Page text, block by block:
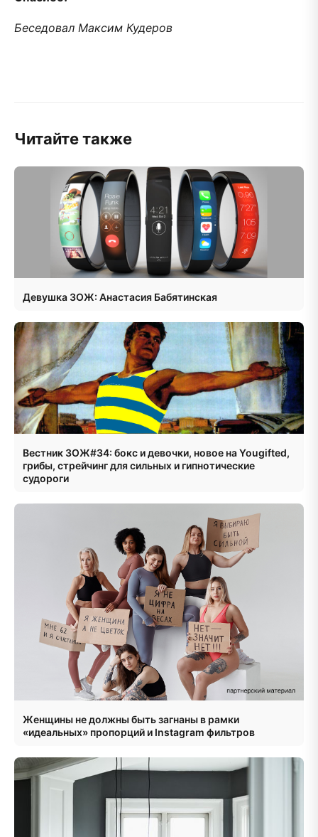
Беседовал Максим Кудеров
Читайте также
Девушка ЗОЖ: Анастасия Бабятинская
Вестник ЗОЖ#34: бокс и девочки, новое на Yougifted,
грибы, стрейчинг для сильных и гипнотические
судороги
Женщины не должны быть загнаны в рамки
«идеальных» пропорций и Instagram фильтров